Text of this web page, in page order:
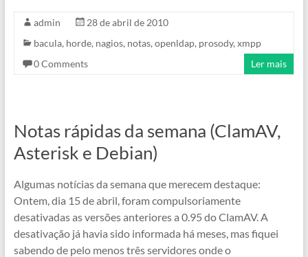
admin
28 de abril de 2010
bacula, horde, nagios, notas, openldap, prosody, xmpp
0 Comments
Ler mais
Notas rápidas da semana (ClamAV,
Asterisk e Debian)
Algumas notícias da semana que merecem destaque:
Ontem, dia 15 de abril, foram compulsoriamente
desativadas as versões anteriores a 0.95 do ClamAV. A
desativação já havia sido informada há meses, mas fiquei
sabendo de pelo menos três servidores onde o